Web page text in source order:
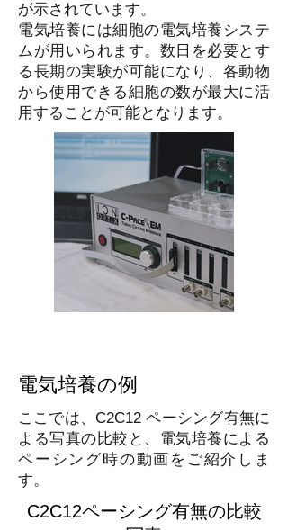
が示されています。
電気培養には細胞の電気培養システ
ムが用いられます。数日を必要とす
る長期の実験が可能になり、各動物
から使用できる細胞の数が最大に活
用することが可能となります。
電気培養の例
ここでは、C2C12 ペーシング有無に
よる写真の比較と、電気培養による
ペーシング時の動画をご紹介しま
す。
C2C12ペーシング有無の比較